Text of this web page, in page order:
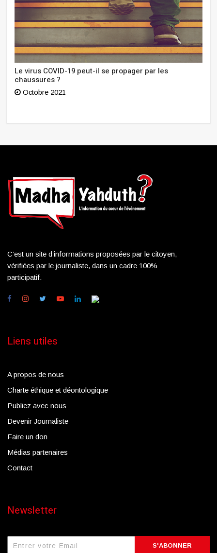
Le virus COVID-19 peut-il se propager par les
chaussures ?
Octobre 2021
C’est un site d’informations proposées par le citoyen,
vérifiées par le journaliste, dans un cadre 100%
participatif.
Liens utiles
A propos de nous
Charte éthique et déontologique
Publiez avec nous
Devenir Journaliste
Faire un don
Médias partenaires
Contact
Newsletter
S'ABONNER